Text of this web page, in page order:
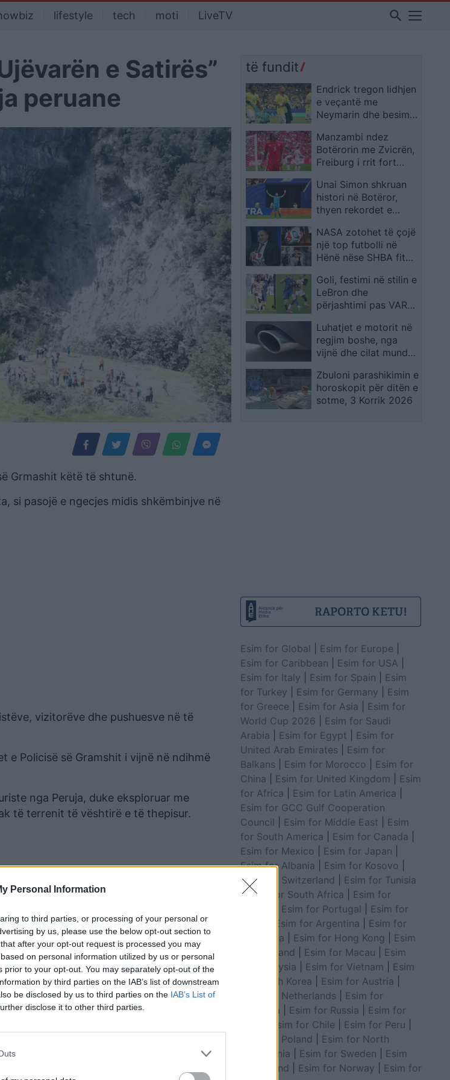
Personal Information
to third parties, or processing of your personal or
by us, please use the below opt-out section to
after your opt-out request is processed you may
on personal information utilized by us or personal
prior to your opt-out. You may separately opt-out of the
by third parties on the IAB’s list of downstream
be disclosed by us to third parties on the IAB’s List of
disclose it to other third parties.
lifestyle tech moti LiveTV search
e Satirës”
peruane
Grmashit këtë të shtunë.
si pasojë e ngecjes midis shkëmbinjve në
vizitorëve dhe pushuesve në të
e Policisë së Gramshit i vijnë në ndihmë
nga Peruja, duke eksploruar me
të terrenit të vështirë e të thepisur.
Gramsh dhe shërbimet
turistja.
punonjësit e Policisë kanë bërë të
të cilës, më pas, i është ofruar shërbimi
të fundit
Endrick tregon lidhjen
e veçantë me
Neymarin dhe besimin
Manzambi ndez
Botërorin me Zvicrën,
Freiburg i rrit fort
Unai Simon shkruan
histori në Botëror,
thyen rekordet e
NASA zotohet të çojë
një top futbolli në
Hënë nëse SHBA fiton
Goli, festimi në stilin e
LeBron dhe
përjashtimi pas VAR-
bë menjëherë i njohur
në SHBA
Luhatjet e motorit në
regjim boshe, nga
vijnë dhe cilat mund
Zbuloni parashikimin e
horoskopit për ditën e
sotme, 3 Korrik 2026
Esim for Global Esim for Europe
Esim for Caribbean
Esim for USA
Esim for Italy
Esim for Spain
Esim
for Turkey
Esim for Germany
Esim
for Greece
Esim for Asia
Esim for
World Cup 2026
Esim for Saudi
Arabia
Esim for Egypt
Esim for
United Arab Emirates
Esim for
Balkans
Esim for Morocco
Esim for
China
Esim for United Kingdom
Esim
for Africa
Esim for Latin America
Esim for GCC Gulf Cooperation
Council
Esim for Middle East
Esim
for South America
Esim for Canada
Esim for Mexico
Esim for Japan
Esim for Albania
Esim for Kosovo
Esim for Switzerland
Esim for Tunisia
|Esim for South Africa
Esim for
Esim for Portugal
Esim for
Esim for Argentina
Esim for
Colombia
Esim for Hong Kong
Esim
for Thailand
Esim for Macau
Esim
for Malaysia
Esim for Vietnam
Esim
for South Korea
Esim for Austria
Esim for Netherlands
Esim for
Australia
Esim for Russia
Esim for
Esim for Chile Esim for Peru
Esim for Poland
Esim for North
Macedonia
Esim for Sweden
Esim
for Finland
Esim for Norway
Esim for